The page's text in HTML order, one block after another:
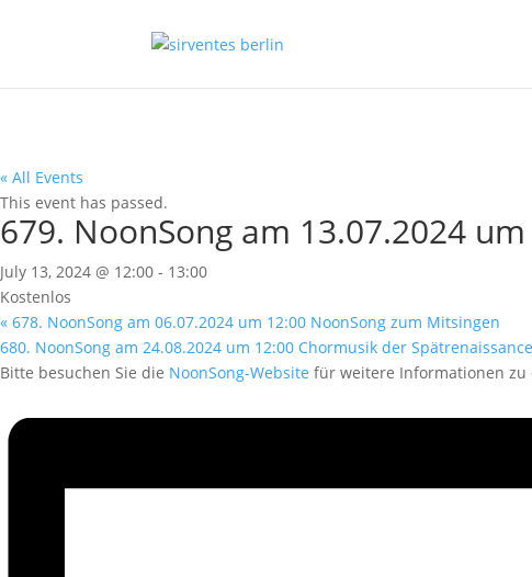
« All Events
This event has passed.
679. NoonSong am 13.07.2024
July 13, 2024 @ 12:00 - 13:00
Kostenlos
« 678. NoonSong am 06.07.2024 um 12:00 NoonSong zum Mitsingen
680. NoonSong am 24.08.2024 um 12:00 Chormusik der Spätrenaissance
Bitte besuchen Sie die NoonSong-Website für weitere Informationen zu